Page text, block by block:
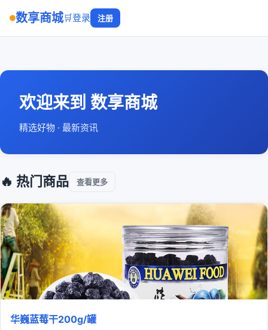
数享商城🛒登录 注册
欢迎来到 数享商城
精选好物 · 最新资讯
🔥 热门商品 查看更多
华巍蓝莓干200g/罐